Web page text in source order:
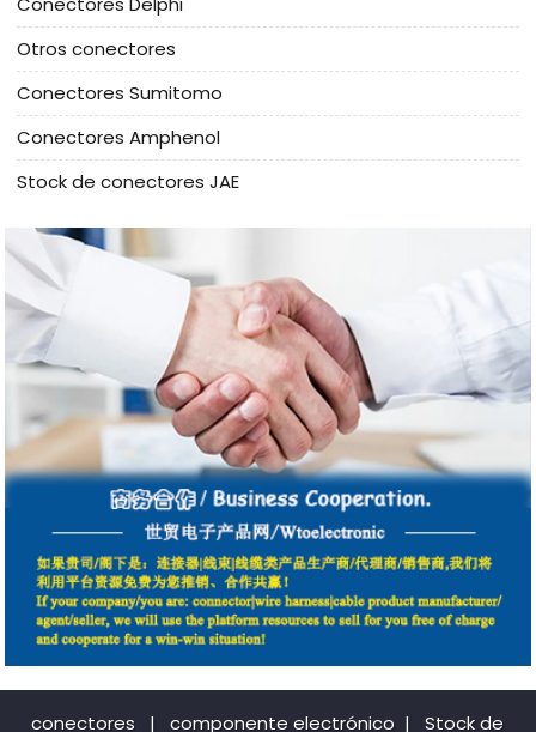
Otros conectores
Conectores Sumitomo
Conectores Amphenol
Stock de conectores JAE
conectores | componente electrónico | Stock de